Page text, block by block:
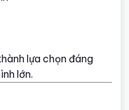
lựa chọn đáng
lớn.